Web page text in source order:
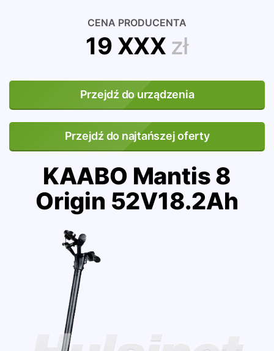
CENA PRODUCENTA
19 XXX zł
Przejdź do urządzenia
Przejdź do najtańszej oferty
KAABO Mantis 8
Origin 52V18.2Ah